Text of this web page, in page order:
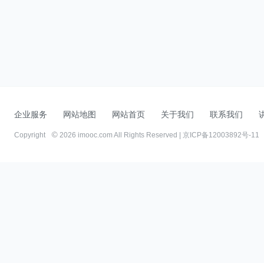
企业服务 网站地图 网站首页 关于我们 联系我们
Copyright 2026 imooc.com All Rights Reserved | 京ICP备12003892号-11